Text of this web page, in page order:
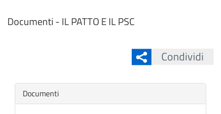
Documenti - IL PATTO E IL PSC
Condividi
Nascondi
Documenti